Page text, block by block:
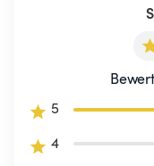
5
4